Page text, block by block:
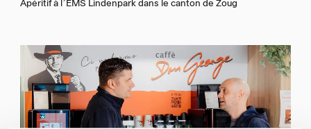
Apéritif à l EMS Lindenpark dans le canton de Zoug